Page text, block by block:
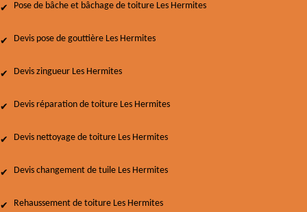
Pose de bâche et bâchage de toiture Les Hermites
Devis pose de gouttière Les Hermites
Devis zingueur Les Hermites
Devis réparation de toiture Les Hermites
Devis nettoyage de toiture Les Hermites
Devis changement de tuile Les Hermites
Rehaussement de toiture Les Hermites